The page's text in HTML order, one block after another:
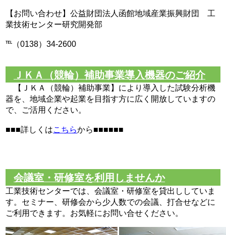
【お問い合わせ】公益財団法人函館地域産業振興財団 工
業技術センター研究開発部
℡（0138）34-2600
ＪＫＡ（競輪）補助事業導入機器のご紹介
【ＪＫＡ（競輪）補助事業】により導入した試験分析機
器を、地域企業や起業を目指す方に広く開放していますの
で、ご活用ください。
■■■詳しくはこちらから■■■■■■
会議室・研修室を利用しませんか
工業技術センターでは、会議室・研修室を貸出ししていま
す。セミナー、研修会から少人数での会議、打合せなどに
ご利用できます。お気軽にお問い合せください。